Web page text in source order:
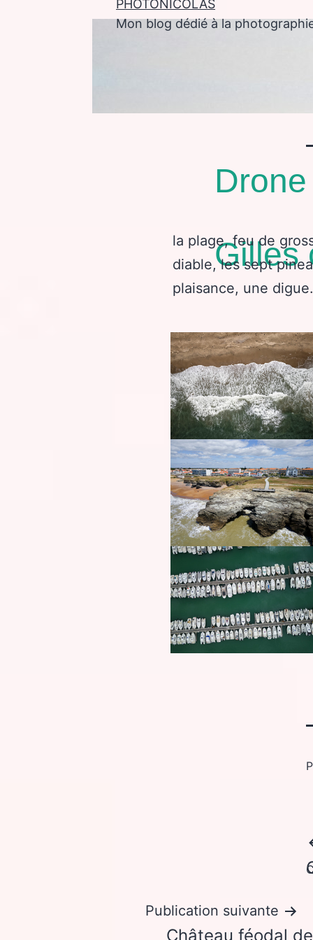
PHOTONICOLAS
Mon blog dédié à la
Gilles
la plage, feu de
diable, les sept
plaisance, une digue.
Publication suivante
Château féodal